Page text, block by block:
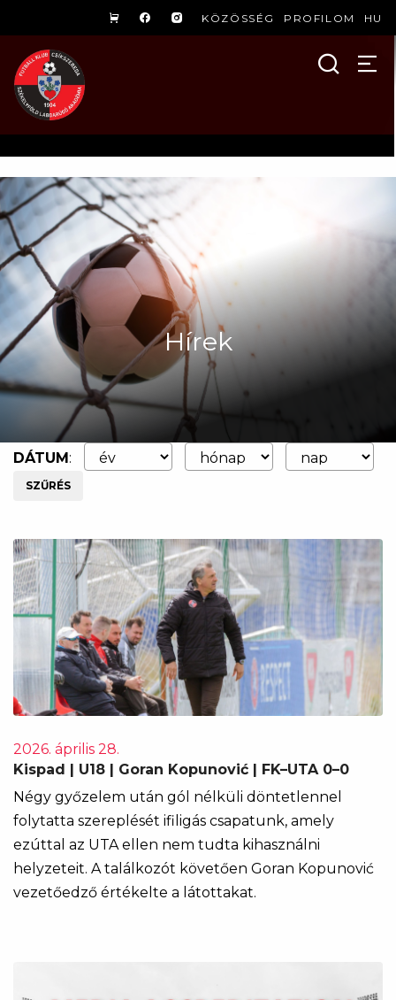
KÖZÖSSÉG PROFILOM HU
Hírek
DÁTUM:
SZŰRÉS
2026. április 28.
Kispad | U18 | Goran Kopunović | FK–UTA 0–0
Négy győzelem után gól nélküli döntetlennel
folytatta szereplését ifiligás csapatunk, amely
ezúttal az UTA ellen nem tudta kihasználni
helyzeteit. A találkozót követően Goran Kopunović
vezetőedző értékelte a látottakat.